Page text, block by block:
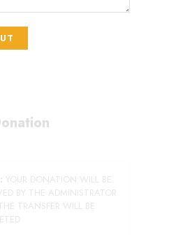
YOUR DONATION WILL BE
BY THE ADMINISTRATOR
TRANSFER WILL BE